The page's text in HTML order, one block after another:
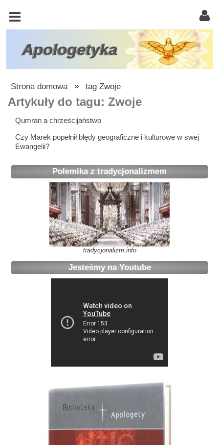
Apologetyka
KOŚCIÓŁ
KATOLICKI
TRÓJCA
ŚWIĘTA
ATEIZM
ŚWIADKOWIE
JEHOWY
OBRONIE
WIARY
Strona domowa » tag Zwoje
Polemika z tradycjonalizmem
tradycjonalizm.info
Jesteśmy na Youtube
Artykuły do tagu: Zwoje
Qumran a chrześcijaństwo
Czy Marek popełnił błędy geograficzne i kulturowe w swej
Ewangelii?